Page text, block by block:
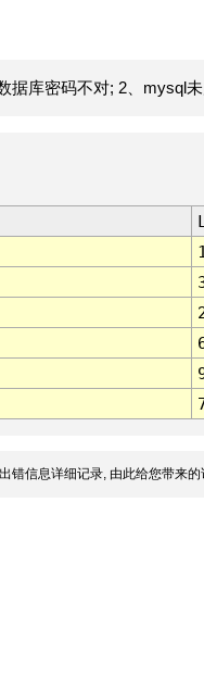
库密码不对; 2、mysql未
错信息详细记录, 由此给您带来